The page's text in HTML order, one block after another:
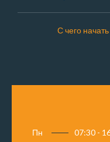
С чего
Пн 07:30 -